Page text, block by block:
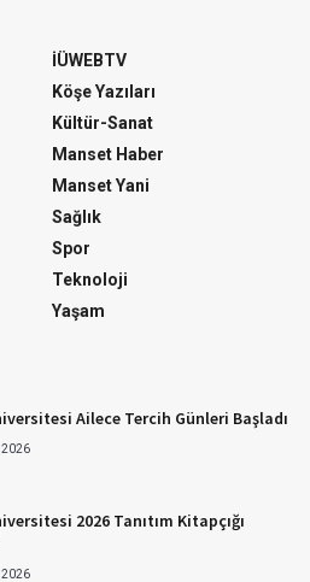
İÜWEBTV
Köşe Yazıları
Kültür-Sanat
Manset Haber
Manset Yani
Sağlık
Spor
Teknoloji
Yaşam
Ailece Tercih Günleri Başladı
2026
2026 Tanıtım Kitapçığı
2026